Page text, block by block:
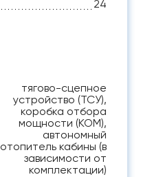
24
тягово-сцепное
устройство (ТСУ),
коробка отбора
мощности (КОМ),
автономный
отопитель кабины (в
зависимости от
комплектации)